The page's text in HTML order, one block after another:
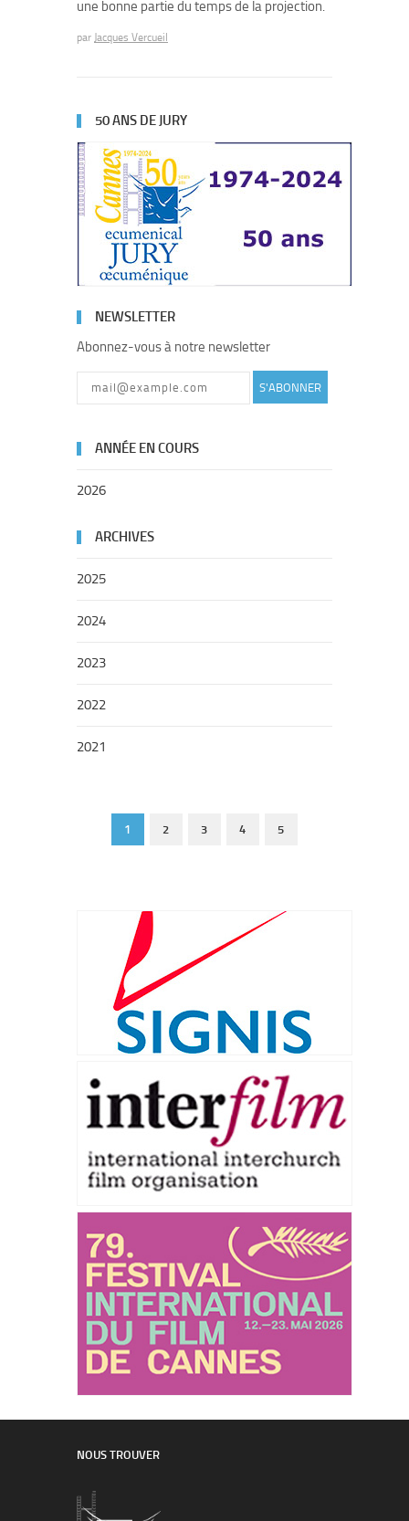
une bonne partie du temps de la projection.
par Jacques Vercueil
50 ANS DE JURY
NEWSLETTER
Abonnez-vous à notre newsletter
S'ABONNER
ANNÉE EN COURS
2026
ARCHIVES
2025
2024
2023
2022
2021
1 2 3 4 5
NOUS TROUVER